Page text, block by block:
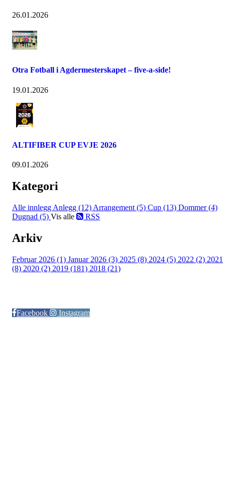
26.01.2026
Otra Fotball i Agdermesterskapet – five-a-side!
19.01.2026
ALTIFIBER CUP EVJE 2026
09.01.2026
Kategori
Alle innlegg Anlegg (12) Arrangement (5) Cup (13) Dommer (4)
Dugnad (5) Vis alle RSS
Arkiv
Februar 2026 (1) Januar 2026 (3) 2025 (8) 2024 (5) 2022 (2) 2021
(8) 2020 (2) 2019 (181) 2018 (21)
Facebook
Instagram